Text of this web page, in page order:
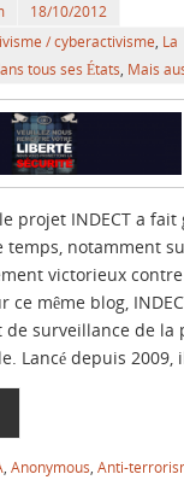
18/10/2012
/ cyberactivisme La
tous ses États Mais
projet INDECT a
temps, notamment
victorieux contre
ce même blog,
de surveillance de la
Lancé depuis 2009,
Anonymous Anti-